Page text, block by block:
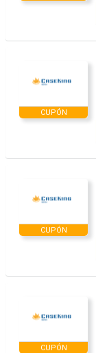
CUPÓN
CUPÓN
CUPÓN